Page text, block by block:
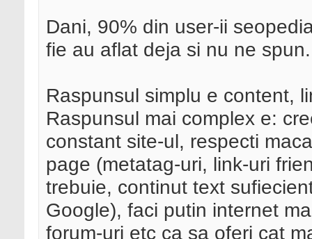
Dani, 90% din user-ii
fie au aflat deja si nu ne
Raspunsul simplu e content,
Raspunsul mai complex e:
constant site-ul, respecti
page (metatag-uri, link-uri
trebuie, continut text
Google), faci putin internet
forum-uri etc ca sa oferi cat